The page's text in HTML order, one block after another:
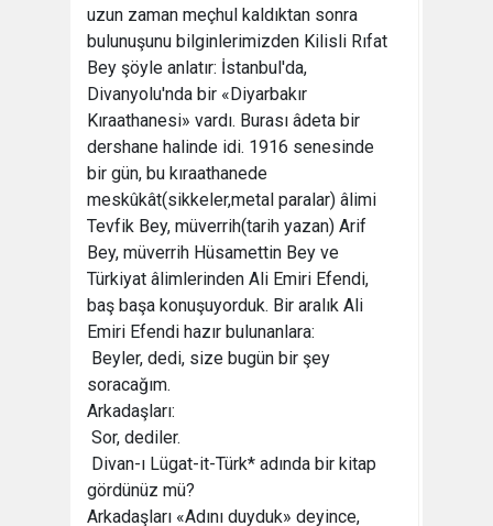
uzun zaman meçhul kaldıktan sonra
bulunuşunu bilginlerimizden Kilisli Rıfat
Bey şöyle anlatır: İstanbul'da,
Divanyolu'nda bir «Diyarbakır
Kıraathanesi» vardı. Burası âdeta bir
dershane halinde idi. 1916 senesinde
bir gün, bu kıraathanede
meskûkât(sikkeler,metal paralar) âlimi
Tevfik Bey, müverrih(tarih yazan) Arif
Bey, müverrih Hüsamettin Bey ve
Türkiyat âlimlerinden Ali Emiri Efendi,
baş başa konuşuyorduk. Bir aralık Ali
Emiri Efendi hazır bulunanlara:
 Beyler, dedi, size bugün bir şey
soracağım.
Arkadaşları:
 Sor, dediler.
 Divan-ı Lügat-it-Türk* adında bir kitap
gördünüz mü?
Arkadaşları «Adını duyduk» deyince,